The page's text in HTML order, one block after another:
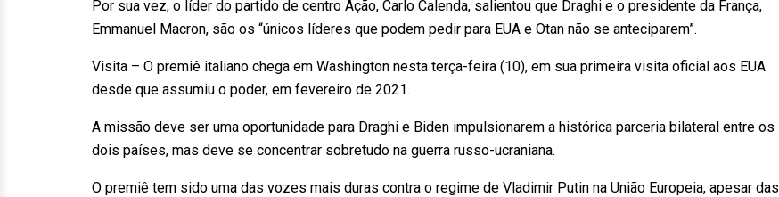
Por sua vez, o líder do partido de centro Ação, Carlo Calenda, salientou que Draghi e o presidente da França,
Emmanuel Macron, são os “únicos líderes que podem pedir para EUA e Otan não se anteciparem”.
Visita – O premiê italiano chega em Washington nesta terça-feira (10), em sua primeira visita oficial aos EUA
desde que assumiu o poder, em fevereiro de 2021.
A missão deve ser uma oportunidade para Draghi e Biden impulsionarem a histórica parceria bilateral entre os
dois países, mas deve se concentrar sobretudo na guerra russo-ucraniana.
O premiê tem sido uma das vozes mais duras contra o regime de Vladimir Putin na União Europeia, apesar das